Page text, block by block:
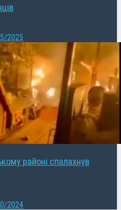
2025
районі спалахнув
2024